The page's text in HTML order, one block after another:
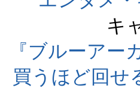
キ
『ブルーアー
買うほど回せ